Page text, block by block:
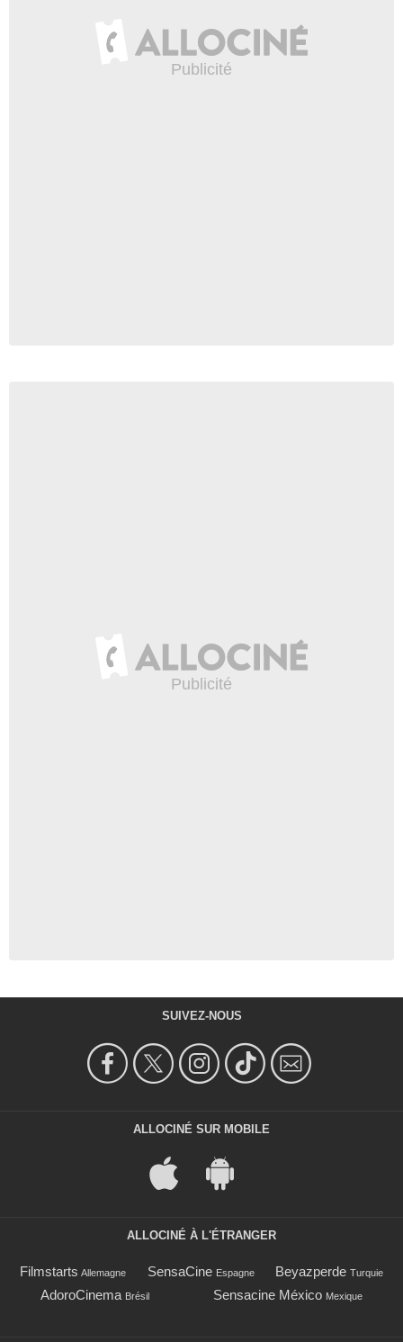
SUIVEZ-NOUS
ALLOCINÉ SUR MOBILE
ALLOCINÉ À L'ÉTRANGER
Filmstarts Allemagne SensaCine Espagne Beyazperde Turquie
AdoroCinema Brésil Sensacine México Mexique